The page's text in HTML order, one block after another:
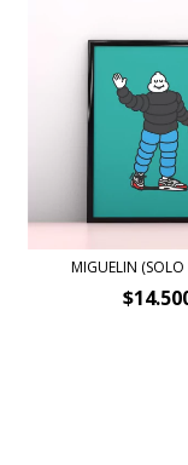
MIGUELIN (SOLO